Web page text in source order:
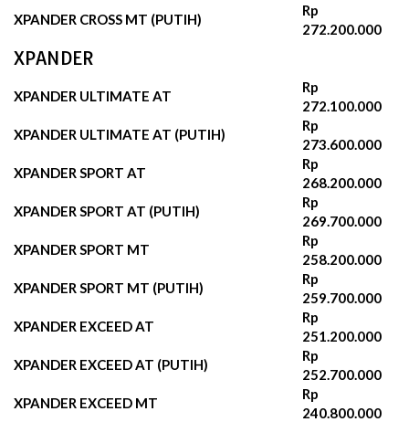
XPANDER CROSS MT (PUTIH)
Rp
272.200.000‬
XPANDER
XPANDER ULTIMATE AT
Rp
272.100.000
XPANDER ULTIMATE AT (PUTIH)
Rp
273.600.000
XPANDER SPORT AT
Rp
268.200.000‬
XPANDER SPORT AT (PUTIH)
Rp
269.700.000‬
XPANDER SPORT MT
Rp
258.200.000‬
XPANDER SPORT MT (PUTIH)
Rp
259.700.000‬
XPANDER EXCEED AT
Rp
251.200.000‬
XPANDER EXCEED AT (PUTIH)
Rp
252.700.000‬
XPANDER EXCEED MT
Rp
240.800.000‬